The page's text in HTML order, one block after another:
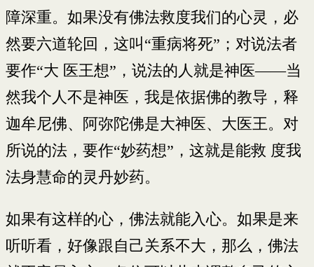
障深重。如果没有佛法救度我们的心灵，必
然要六道轮回，这叫“重病将死”；对说法者
要作“大 医王想”，说法的人就是神医——当
然我个人不是神医，我是依据佛的教导，释
迦牟尼佛、阿弥陀佛是大神医、大医王。对
所说的法，要作“妙药想”，这就是能救 度我
法身慧命的灵丹妙药。
如果有这样的心，佛法就能入心。如果是来
听听看，好像跟自己关系不大，那么，佛法